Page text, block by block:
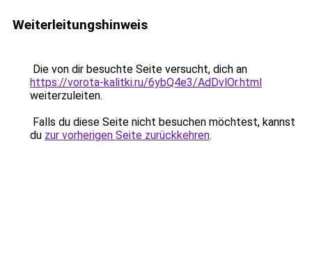
Weiterleitungshinweis
Die von dir besuchte Seite versucht, dich an
https://vorota-kalitki.ru/6ybQ4e3/AdDvlOr.html
weiterzuleiten.
Falls du diese Seite nicht besuchen möchtest, kannst
du zur vorherigen Seite zurückkehren.